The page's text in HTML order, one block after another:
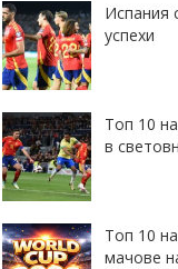
Испания
успехи
Топ 10
в
Топ 10
мачове